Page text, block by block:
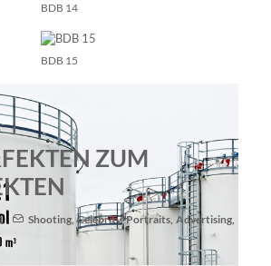
BDB 14
BDB 15
ZUM
Shooting, Celebrity, Portraits, Advertising,